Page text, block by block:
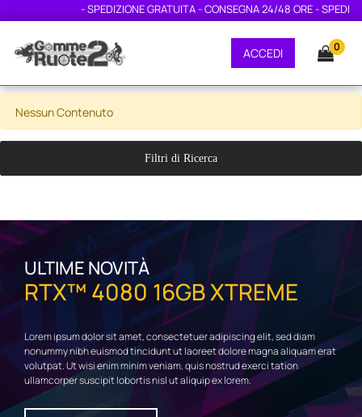
- SPEDIZIONE GRATUITA - CONSEGNA 24/48 ORE -
ACCEDI 0
Nessun Contenuto
Filtri di Ricerca
ULTIME NOVITÀ
RTX™ 4080 16GB XTREME
Lorem ipsum dolor sit amet, consectetuer adipiscing elit, sed diam
nonummy nibh euismod tincidunt ut laoreet dolore magna aliquam erat
volutpat. Ut wisi enim minim veniam, quis nostrud exerci tation
ullamcorper suscipit lobortis nisl ut aliquip ex lorem.